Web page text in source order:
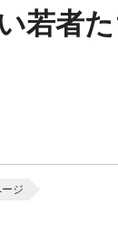
若者た
ジ